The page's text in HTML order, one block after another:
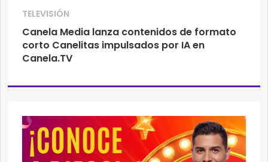
TELEVISIÓN
Canela Media lanza contenidos de formato
corto Canelitas impulsados por IA en
Canela.TV